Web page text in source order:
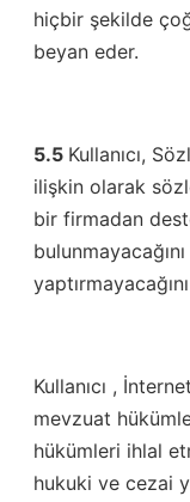
hiçbir şekilde
beyan eder.
5.5 Kullanıcı,
ilişkin olarak
bir firmadan
Kullanıcı ,
mevzuat
hükümleri ihlal
hukuki ve cezai